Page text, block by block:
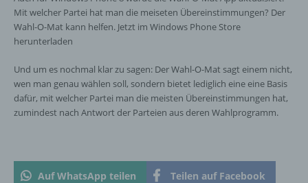
Mit welcher Partei hat man die meiseten Übereinstimmungen? Der
Wahl-O-Mat kann helfen. Jetzt im Windows Phone Store
herunterladen
Und um es nochmal klar zu sagen: Der Wahl-O-Mat sagt einem nicht,
wen man genau wählen soll, sondern bietet lediglich eine eine Basis
dafür, mit welcher Partei man die meisten Übereinstimmungen hat,
zumindest nach Antwort der Parteien aus deren Wahlprogramm.
Auf WhatsApp teilen Teilen auf Facebook
personenbezogener Daten mit dem Ziel, ihre
künftige Verarbeitung einzuschränken.
e) Profiling
Verarbeitung personenbezogener Daten, die
werden, um bestimmte persönliche Aspekte,
die sich auf eine natürliche Person beziehen,